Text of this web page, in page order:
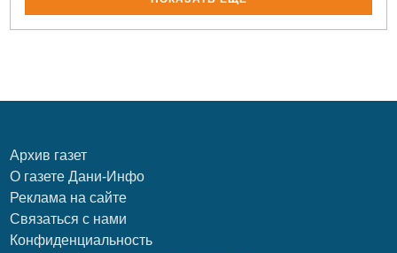
Архив газет
О газете Дани-Инфо
Реклама на сайте
Связаться с нами
Конфиденциальность